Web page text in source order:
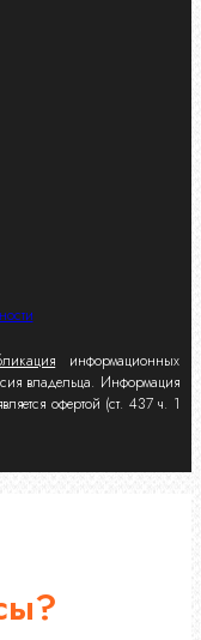
информационных
владельца. Информация
офертой (ст. 437 ч. 1